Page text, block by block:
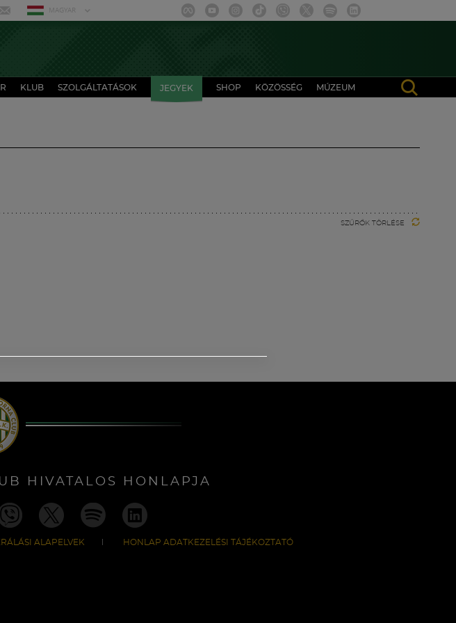
MAGYAR
KLUB SZOLGÁLTATÁSOK JEGYEK SHOP KÖZÖSSÉG MÚZEUM
SZŰRŐK TÖRLÉSE
HIVATALOS HONLAPJA
ALAPELVEK HONLAP ADATKEZELÉSI TÁJÉKOZTATÓ